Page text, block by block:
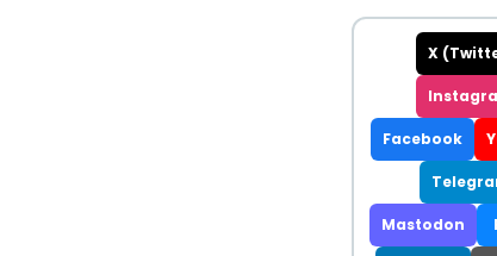
X
Facebook
Mastodon